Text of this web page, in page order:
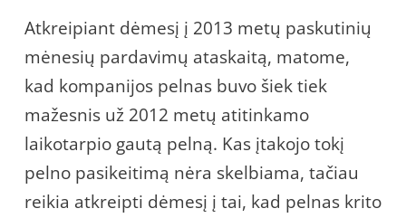
Atkreipiant dėmesį į 2013 metų paskutinių
mėnesių pardavimų ataskaitą, matome,
kad kompanijos pelnas buvo šiek tiek
mažesnis už 2012 metų atitinkamo
laikotarpio gautą pelną. Kas įtakojo tokį
pelno pasikeitimą nėra skelbiama, tačiau
reikia atkreipti dėmesį į tai, kad pelnas krito